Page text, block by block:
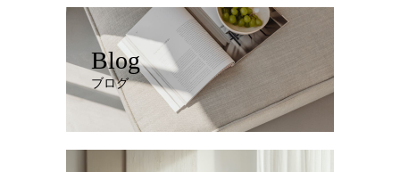
Blog
ブログ